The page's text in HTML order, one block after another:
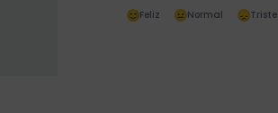
Feliz Normal Triste